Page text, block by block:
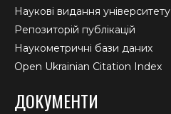
Наукові видання університету
Репозиторій публікацій
Наукометричні бази даних
Open Ukrainian Citation Index
ДОКУМЕНТИ